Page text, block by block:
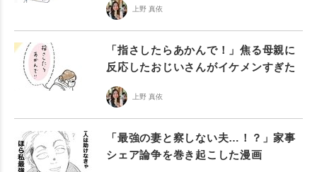
上野 真依
「指さしたらあかんで！」焦る母親に
反応したおじいさんがイケメンすぎた
上野 真依
「最強の妻と察しない夫…！？」家事
シェア論争を巻き起こした漫画